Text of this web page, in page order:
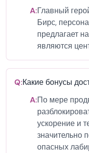
A:Главный
Бирс,
предлагает
являются
Q:Какие бонусы
A:По мере
ускорение и
значительно
опасных